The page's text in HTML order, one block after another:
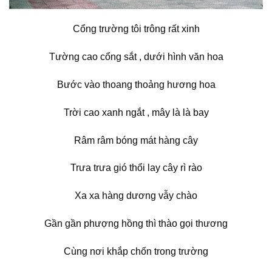
Cổng trường tôi trông rất xinh
Tường cao cổng sắt , dưới hình văn hoa
Bước vào thoang thoảng hương hoa
Trời cao xanh ngắt , mây là là bay
Râm râm bóng mát hàng cây
Trưa trưa gió thổi lay cây rì rào
Xa xa hàng dương vẫy chào
Gần gần phượng hồng thì thào gọi thương
Cùng nơi khắp chốn trong trường